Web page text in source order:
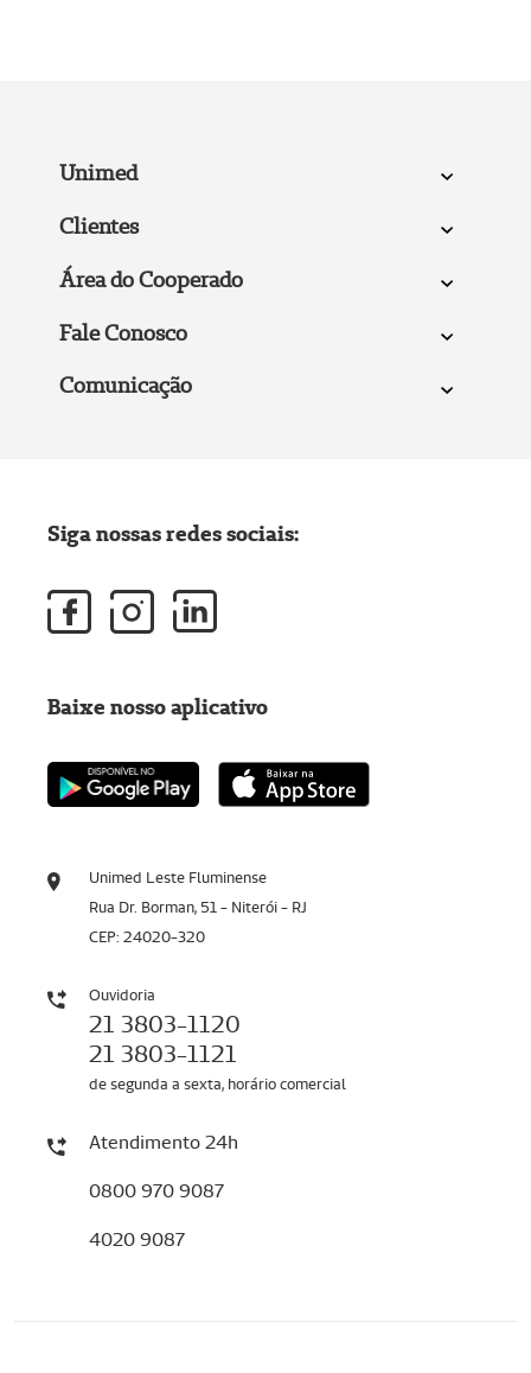
Unimed
Clientes
Área do Cooperado
Fale Conosco
Comunicação
Unimed Leste Fluminense
Rua Dr. Borman, 51 - Niterói - RJ
CEP: 24020-320
Ouvidoria
21 3803-1120
21 3803-1121
de segunda a sexta, horário comercial
Atendimento 24h
0800 970 9087
4020 9087
Siga nossas redes sociais:
Baixe nosso aplicativo